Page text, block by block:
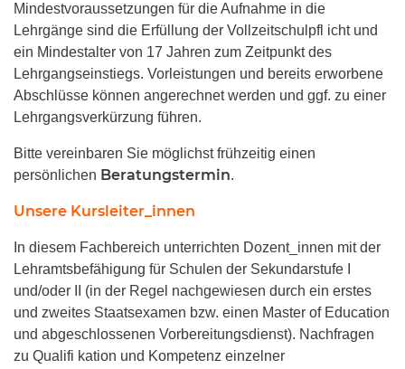
Mindestvoraussetzungen für die Aufnahme in die
Lehrgänge sind die Erfüllung der Vollzeitschulpfl icht und
ein Mindestalter von 17 Jahren zum Zeitpunkt des
Lehrgangseinstiegs. Vorleistungen und bereits erworbene
Abschlüsse können angerechnet werden und ggf. zu einer
Lehrgangsverkürzung führen.
Bitte vereinbaren Sie möglichst frühzeitig einen
persönlichen Beratungstermin.
Unsere Kursleiter_innen
In diesem Fachbereich unterrichten Dozent_innen mit der
Lehramtsbefähigung für Schulen der Sekundarstufe I
und/oder II (in der Regel nachgewiesen durch ein erstes
und zweites Staatsexamen bzw. einen Master of Education
und abgeschlossenen Vorbereitungsdienst). Nachfragen
zu Qualifi kation und Kompetenz einzelner